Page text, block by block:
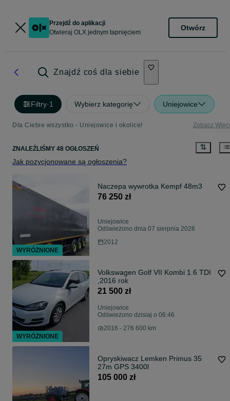
Przejdź do aplikacji
Otwieraj OLX jednym tapnięciem
Otwórz
Znajdź coś dla siebie
Filtry·1 Wybierz kategorię Uniejowice
Dla Ciebie wszystko - Uniejowice i okolice! Zobacz
ZNALEŹLIŚMY 48 OGŁOSZEŃ
Jak pozycjonowane są ogłoszenia?
Naczepa wywrotka Kempf 48m3
76 250 zł
Uniejowice
Odświeżono dnia 07 sierpnia 2026
2012
Volkswagen Golf VII Kombi 1.6 TDI
,2016 rok
21 500 zł
Uniejowice
Odświeżono dzisiaj o 06:46
2016 - 276 600 km
Opryskiwacz Lemken Primus 35
27m GPS 3400l
105 000 zł
WYRÓŻNIONE
WYRÓŻNIONE